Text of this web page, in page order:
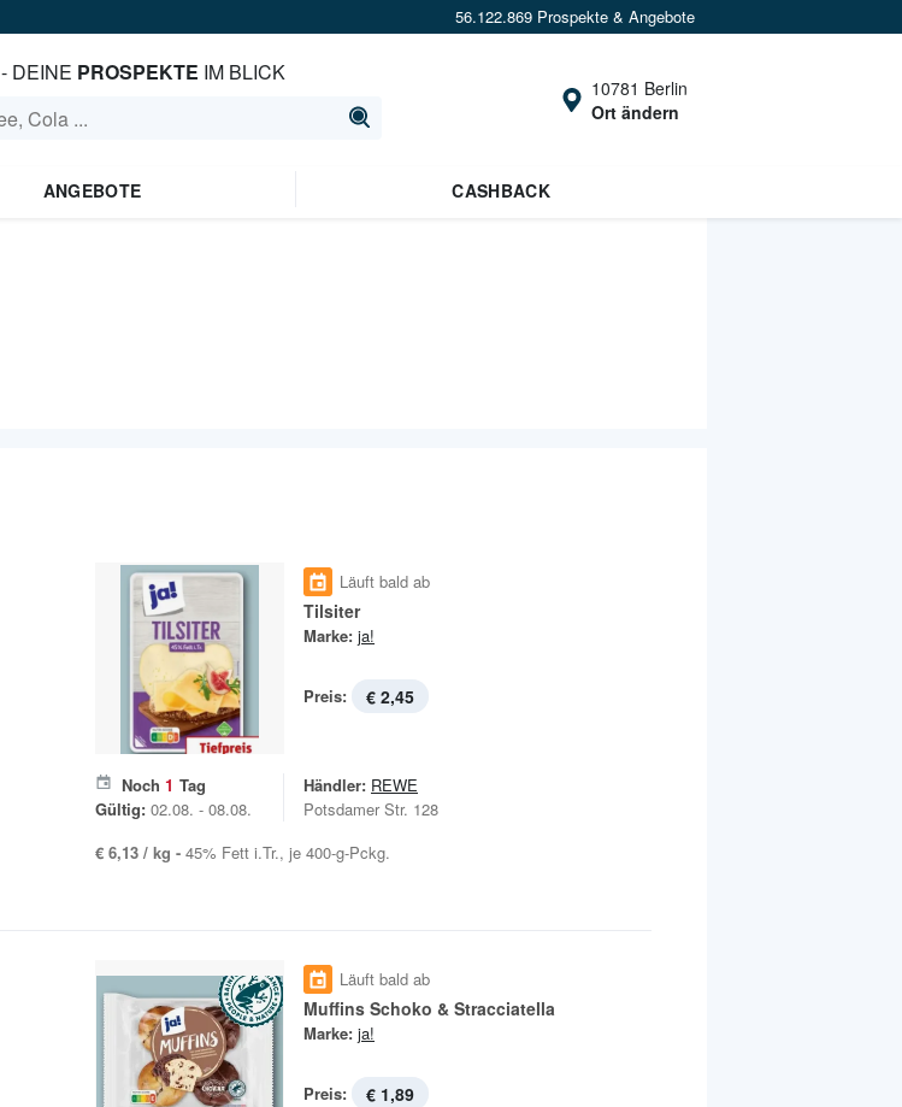
56.122.869 Prospekte & Angebote
- DEINE PROSPEKTE IM BLICK
10781 Berlin
Ort ändern
ANGEBOTE CASHBACK
Läuft bald ab
Tilsiter
Marke: ja!
Preis: € 2,45
Noch 1 Tag
Gültig: 02.08. - 08.08.
Händler: REWE
Potsdamer Str. 128
€ 6,13 / kg - 45% Fett i.Tr., je 400-g-Pckg.
Läuft bald ab
Muffins Schoko & Stracciatella
Marke: ja!
Preis: € 1,89